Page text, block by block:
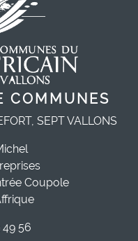
COMMUNES
SEPT VALLONS
Coupole
49 56